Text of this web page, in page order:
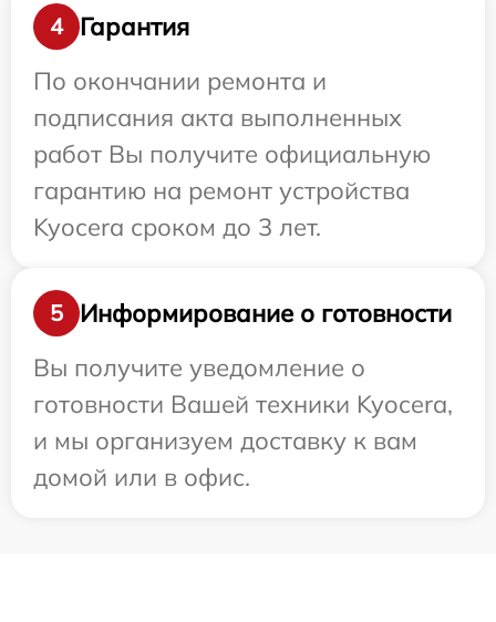
4
Гарантия
По окончании ремонта и
подписания акта выполненных
работ Вы получите официальную
гарантию на ремонт устройства
Kyocera сроком до 3 лет.
5
Информирование о готовности
Вы получите уведомление о
готовности Вашей техники Kyocera,
и мы организуем доставку к вам
домой или в офис.